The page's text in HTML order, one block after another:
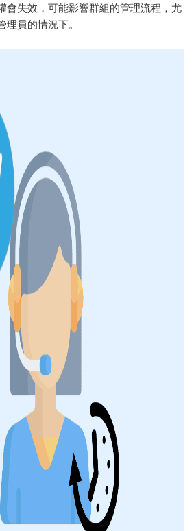
會失效，可能影響群組的管理流程，尤
理員的情況下。